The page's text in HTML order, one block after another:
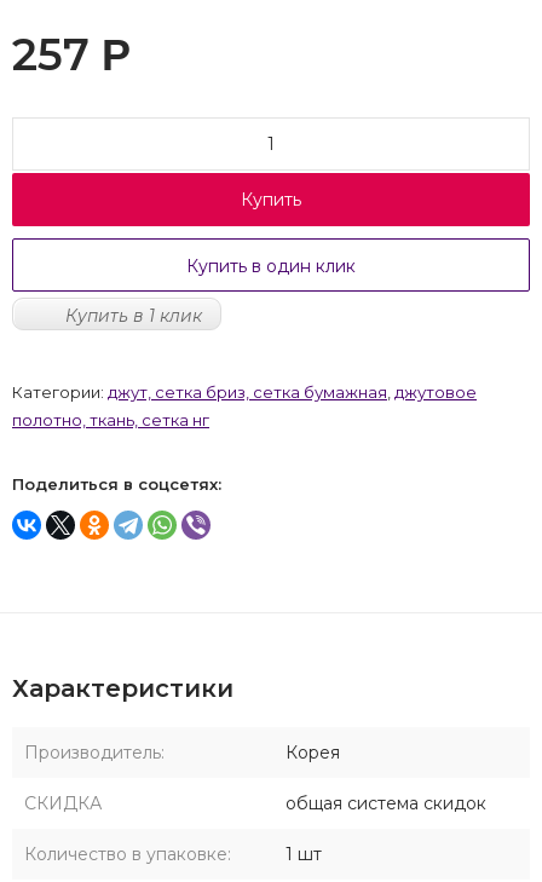
257 Р
Купить
Купить в один клик
Купить в 1 клик
Категории: джут, сетка бриз, сетка бумажная джутовое
полотно, ткань, сетка нг
Поделиться в соцсетях:
Характеристики
Производитель: Корея
СКИДКА общая система скидок
Количество в упаковке: 1 шт